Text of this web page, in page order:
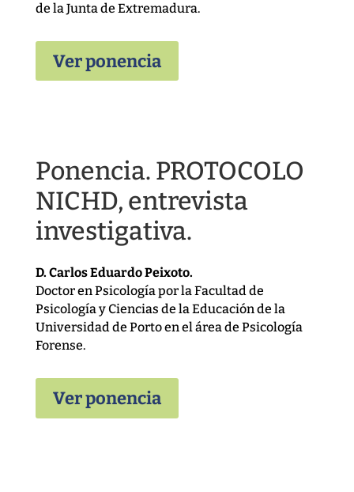
de la Junta de Extremadura.
Ver ponencia
Ponencia. PROTOCOLO
NICHD, entrevista
investigativa.
D. Carlos Eduardo Peixoto.
Doctor en Psicología por la Facultad de
Psicología y Ciencias de la Educación de la
Universidad de Porto en el área de Psicología
Forense.
Ver ponencia